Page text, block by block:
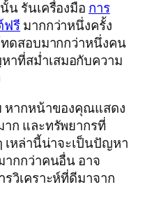
น รันเครื่องมือ การ
ฟรีมากกว่าหนึ่งครั้ง
ดสอบมากกว่าหนึ่งคน
ที่สม่ำเสมอกับความ
หากหน้าของคุณแสดง
ก และทรัพยากรที่
เหล่านี้น่าจะเป็นปัญหา
ากกว่าคนอื่น อาจ
วิเคราะห์ที่ดีมาจาก